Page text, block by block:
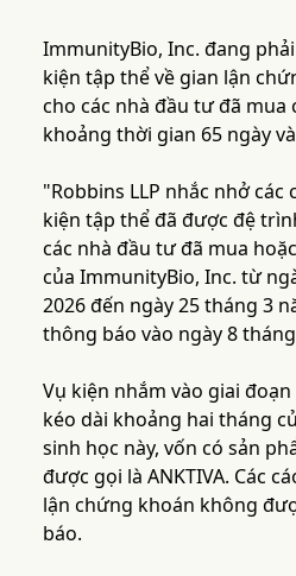
ImmunityBio, Inc. đang
kiện tập thể về gian lận
cho các nhà đầu tư đã mua
khoảng thời gian 65 ngày
"Robbins LLP nhắc nhở
kiện tập thể đã được đệ
các nhà đầu tư đã mua
của ImmunityBio, Inc. từ
2026 đến ngày 25 tháng 3
thông báo vào ngày 8
Vụ kiện nhắm vào giai
kéo dài khoảng hai tháng
sinh học này, vốn có sản
được gọi là ANKTIVA. Các
lận chứng khoán không
báo.